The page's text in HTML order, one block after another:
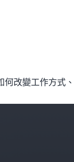
改變工作方式